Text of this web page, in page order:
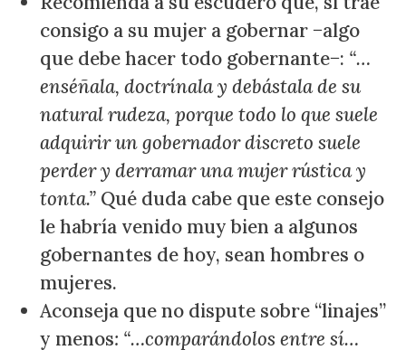
consigo a su mujer a gobernar −algo
que debe hacer todo gobernante−: “…
enséñala, doctrínala y debástala de su
natural rudeza, porque todo lo que suele
adquirir un gobernador discreto suele
perder y derramar una mujer rústica y
tonta.” Qué duda cabe que este consejo
le habría venido muy bien a algunos
gobernantes de hoy, sean hombres o
mujeres.
Aconseja que no dispute sobre “linajes”
y menos: “…comparándolos entre sí…